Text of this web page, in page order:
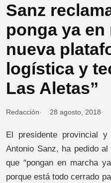
Sanz
ponga ya en
nueva
logística y
Las Aletas”
Redacción 28 agosto, 2018
El presidente provincial
Antonio Sanz, ha pedido
que “pongan en marcha
porque está todo cerrado